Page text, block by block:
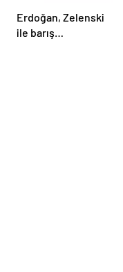
Erdoğan, Zelenski
ile barış